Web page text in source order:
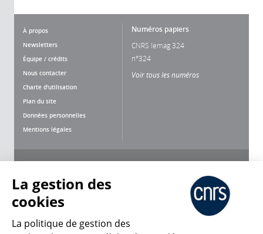
À propos
Newsletters
Équipe / crédits
Nous contacter
Charte d'utilisation
Plan du site
Données personnelles
Mentions légales
Numéros papiers
CNRS lemag 324
n°324
Voir tous les numéros
La gestion des
cookies
La politique de gestion des